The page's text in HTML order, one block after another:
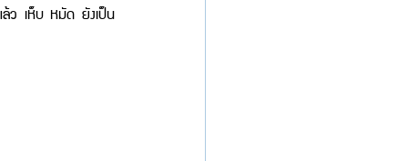
ล้ว เห็บ หมัด ยังเป็น